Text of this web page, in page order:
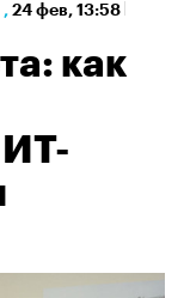
, 24 фев, 13:58
как